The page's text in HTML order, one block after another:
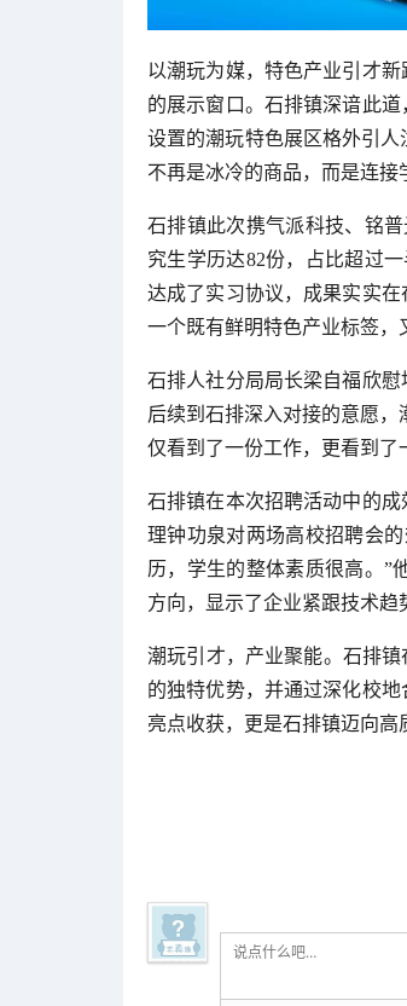
以潮玩为媒，特色产业引才
的展示窗口。石排镇深谙此
设置的潮玩特色展区格外引人
不再是冰冷的商品，而是连接
石排镇此次携气派科技、铭
究生学历达82份，占比超过
达成了实习协议，成果实实
一个既有鲜明特色产业标签，
石排人社分局局长梁自福欣
后续到石排深入对接的意愿，
仅看到了一份工作，更看到了
石排镇在本次招聘活动中的
理钟功泉对两场高校招聘会
历，学生的整体素质很高。”
方向，显示了企业紧跟技术趋
潮玩引才，产业聚能。石排镇
的独特优势，并通过深化校
亮点收获，更是石排镇迈向高